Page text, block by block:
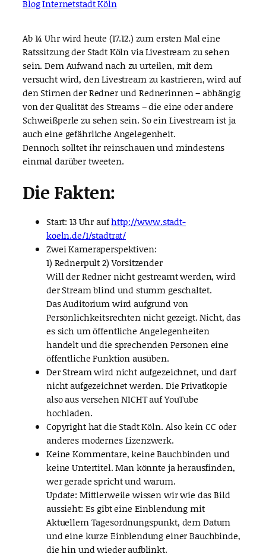
BlogInternetstadt Köln
Ab 14 Uhr wird heute (17.12.) zum ersten Mal eine
Ratssitzung der Stadt Köln via Livestream zu sehen
sein. Dem Aufwand nach zu urteilen, mit dem
versucht wird, den Livestream zu kastrieren, wird auf
den Stirnen der Redner und Rednerinnen – abhängig
von der Qualität des Streams – die eine oder andere
Schweißperle zu sehen sein. So ein Livestream ist ja
auch eine gefährliche Angelegenheit.
Dennoch solltet ihr reinschauen und mindestens
einmal darüber tweeten.
Die Fakten:
Start: 13 Uhr aufhttp://www.stadt-
koeln.de/1/stadtrat/
Zwei Kameraperspektiven:
1) Rednerpult 2) Vorsitzender
Will der Redner nicht gestreamt werden, wird
der Stream blind und stumm geschaltet.
Das Auditorium wird aufgrund von
Persönlichkeitsrechten nicht gezeigt. Nicht, das
es sich um öffentliche Angelegenheiten
handelt und die sprechenden Personen eine
öffentliche Funktion ausüben.
Der Stream wird nicht aufgezeichnet, und darf
nicht aufgezeichnet werden. Die Privatkopie
also aus versehen NICHT auf YouTube
hochladen.
Copyright hat die Stadt Köln. Also kein CC oder
anderes modernes Lizenzwerk.
Keine Kommentare, keine Bauchbinden und
keine Untertitel. Man könnte ja herausfinden,
wer gerade spricht und warum.
Update: Mittlerweile wissen wir wie das Bild
aussieht: Es gibt eine Einblendung mit
Aktuellem Tagesordnungspunkt, dem Datum
und eine kurze Einblendung einer Bauchbinde,
die hin und wieder aufblinkt.